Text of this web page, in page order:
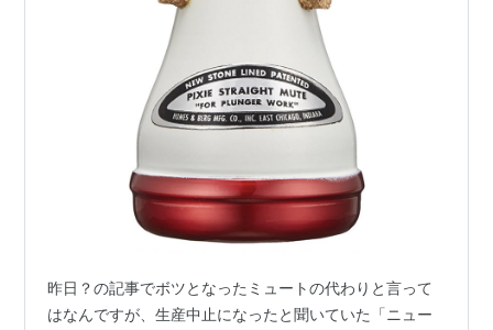
昨日？の記事でボツとなったミュートの代わりと言って
はなんですが、生産中止になったと聞いていた「ニュー